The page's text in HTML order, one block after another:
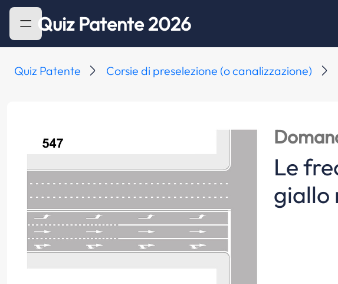
Quiz Patente 2026
Quiz Patente Corsie di preselezione (o canalizzazione)
Le
giallo